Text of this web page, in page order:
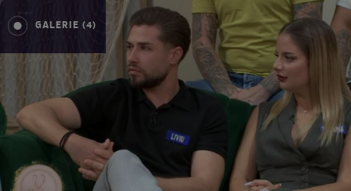
GALERIE (4)